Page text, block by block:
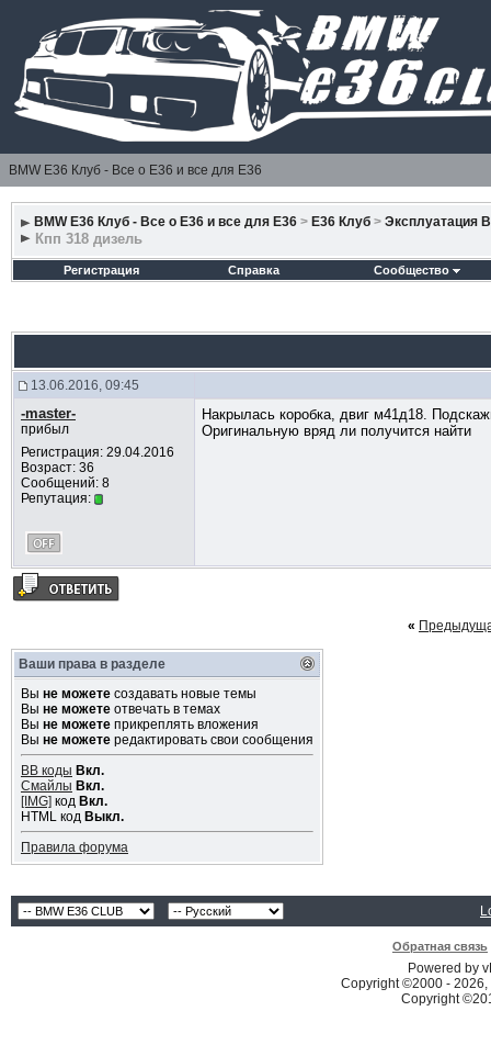
BMW E36 Клуб - Все о Е36 и все для Е36
BMW E36 Клуб - Все о Е36 и все для Е36 > E36 Клуб > Эксплуатация
Кпп 318 дизель
Регистрация Справка Сообщество
13.06.2016, 09:45
-master-
прибыл
Регистрация: 29.04.2016
Возраст: 36
Сообщений: 8
Репутация:
Накрылась коробка, двиг м41д18.
Оригинальную вряд ли получится найти
«
Ваши права в разделе
Вы не можетесоздавать новые темы
Вы не можетеотвечать в темах
Вы не можетеприкреплять вложения
Вы не можетередактировать свои сообщения
BB коды Вкл.
Смайлы Вкл.
[IMG] код Вкл.
HTML код Выкл.
Правила форума
Обратная связь
Powered by
Copyright ©2000 -
Copyright